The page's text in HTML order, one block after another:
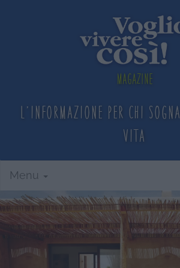
Magazine
L'informazione per chi sogna
vita
Menu